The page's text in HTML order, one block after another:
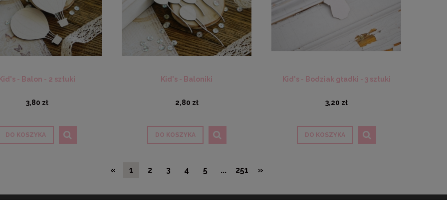
- Balon - 2 sztuki
3,80 zł
DO KOSZYKA
Kid's - Baloniki
2,80 zł
DO KOSZYKA
Kid's - Bodziak gładki - 3 sztuki
3,20 zł
DO KOSZYKA
« 1 2 3 4 5 ... 251 »